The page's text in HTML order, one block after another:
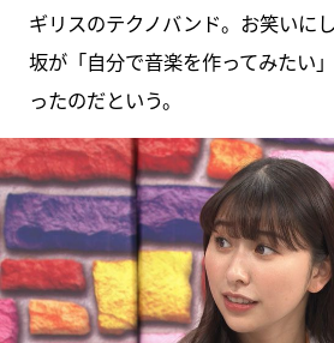
ギリスのテクノバンド。お笑いに
坂が「自分で音楽を作ってみたい
ったのだという。